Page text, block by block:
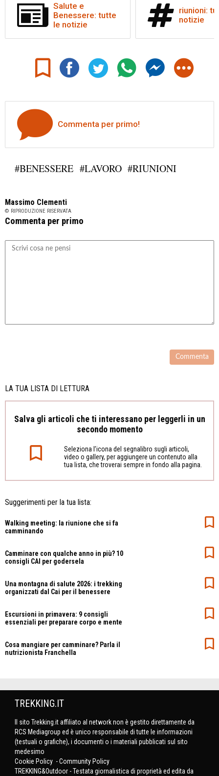
Salute e
Benessere: tutte
le notizie
riunioni:
notizie
Commenta per primo!
#BENESSERE #LAVORO #RIUNIONI
Massimo Clementi
© RIPRODUZIONE RISERVATA
Commenta per primo
LA TUA LISTA DI LETTURA
Salva gli articoli che ti interessano per leggerli in un
secondo momento
Seleziona l’icona del segnalibro sugli articoli,
video o gallery, per aggiungere un contenuto alla
tua lista, che troverai sempre in fondo alla pagina.
Suggerimenti per la tua lista:
Walking meeting: la riunione che si fa
camminando
Camminare con qualche anno in più? 10
consigli CAI per godersela
Una montagna di salute 2026: i trekking
organizzati dal Cai per il benessere
Escursioni in primavera: 9 consigli
essenziali per preparare corpo e mente
Cosa mangiare per camminare? Parla il
nutrizionista Franchella
TREKKING.IT
Il sito Trekking.it affiliato al network non è gestito direttamente da
RCS Mediagroup ed è unico responsabile di tutte le informazioni
(testuali o grafiche), i documenti o i materiali pubblicati sul sito
medesimo
Cookie Policy -Community Policy
TREKKING&Outdoor - Testata giornalistica di proprietà ed edita da